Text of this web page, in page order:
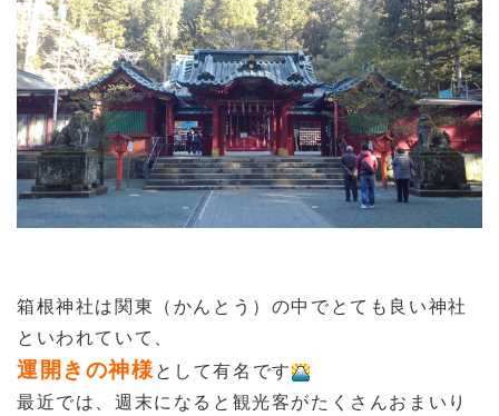
箱根神社は関東（かんとう）の中でとても良い神社
といわれていて、
運開きの神様として有名です
最近では、週末になると観光客がたくさんおまいり